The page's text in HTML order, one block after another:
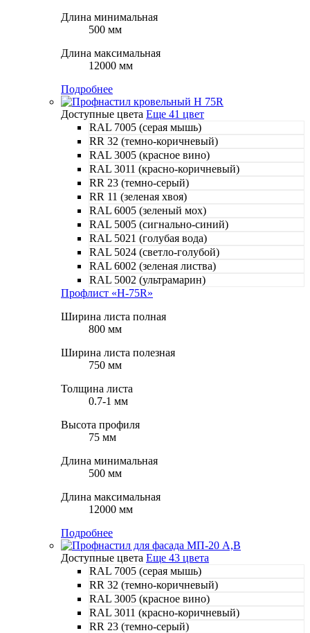
Длина минимальная
500 мм
Длина максимальная
12000 мм
Подробнее
Доступные цвета Еще 41 цвет
RAL 7005 (серая мышь)
RR 32 (темно-коричневый)
RAL 3005 (красное вино)
RAL 3011 (красно-коричневый)
RR 23 (темно-серый)
RR 11 (зеленая хвоя)
RAL 6005 (зеленый мох)
RAL 5005 (сигнально-синий)
RAL 5021 (голубая вода)
RAL 5024 (светло-голубой)
RAL 6002 (зеленая листва)
RAL 5002 (ультрамарин)
Профлист «Н-75R»
Ширина листа полная
800 мм
Ширина листа полезная
750 мм
Толщина листа
0.7-1 мм
Высота профиля
75 мм
Длина минимальная
500 мм
Длина максимальная
12000 мм
Подробнее
Доступные цвета Еще 43 цвета
RAL 7005 (серая мышь)
RR 32 (темно-коричневый)
RAL 3005 (красное вино)
RAL 3011 (красно-коричневый)
RR 23 (темно-серый)